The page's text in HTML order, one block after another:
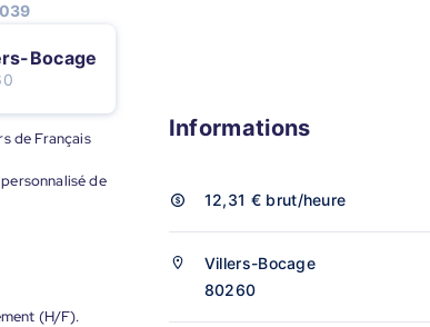
Bocage
de Français
de
(H/F).
Informations
12,31 € brut/heure
Villers-Bocage
80260